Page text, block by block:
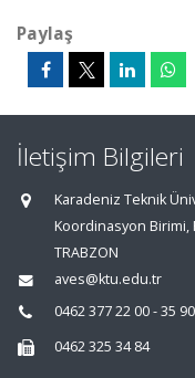
Paylaş
İletişim Bilgileri
Karadeniz Teknik
Koordinasyon Birimi,
TRABZON
aves@ktu.edu.tr
0462 377 22 00 - 35 90
0462 325 34 84